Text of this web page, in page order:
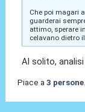
Che poi magari
guarderai
attimo, sperare
celavano dietro
Al solito,
Piace a 3 persone.